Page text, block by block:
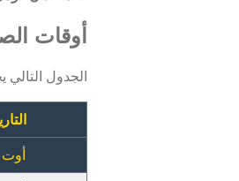
أوقات
الجدول التالي
أوت 8